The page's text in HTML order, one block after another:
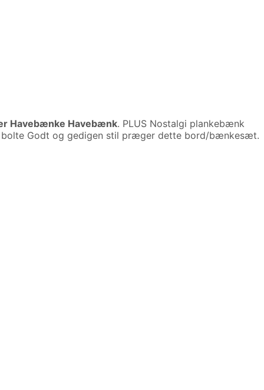
Havebænke Havebænk. PLUS Nostalgi plankebænk
bolte Godt og gedigen stil præger dette bord/bænkesæt.